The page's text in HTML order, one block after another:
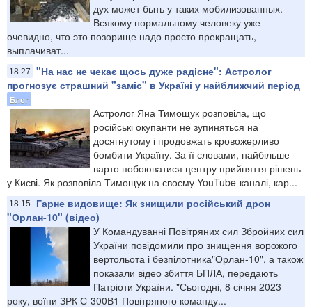
дух может быть у таких мобилизованных.
Всякому нормальному человеку уже
очевидно, что это позорище надо просто прекращать,
выплачиват...
18:27
"На нас не чекає щось дуже радісне": Астролог
прогнозує страшний "заміс" в Україні у найближчий період
Блог
Астролог Яна Тимощук розповіла, що
російські окупанти не зупиняться на
досягнутому і продовжать кровожерливо
бомбити Україну. За її словами, найбільше
варто побоюватися центру прийняття рішень
у Києві. Як розповіла Тимощук на своєму YouTube-каналі, кар...
18:15
Гарне видовище: Як знищили російський дрон
"Орлан-10" (відео)
У Командуванні Повітряних сил Збройних сил
України повідомили про знищення ворожого
вертольота і безпілотника"Орлан-10", а також
показали відео збиття БПЛА, передають
Патріоти України. "Сьогодні, 8 січня 2023
року, воїни ЗРК С-300В1 Повітряного команду...